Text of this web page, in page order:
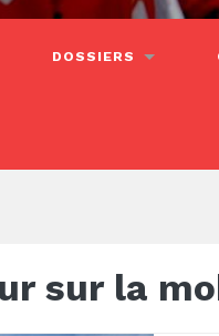
DOSSIERS
sur la